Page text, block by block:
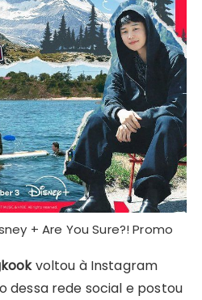
+ Are You Sure?! Promo
voltou à Instagram
dessa rede social e postou